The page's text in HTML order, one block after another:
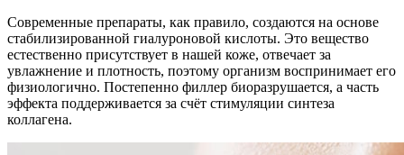
Современные препараты, как правило, создаются на основе
стабилизированной гиалуроновой кислоты. Это вещество
естественно присутствует в нашей коже, отвечает за
увлажнение и плотность, поэтому организм воспринимает его
физиологично. Постепенно филлер биоразрушается, а часть
эффекта поддерживается за счёт стимуляции синтеза
коллагена.